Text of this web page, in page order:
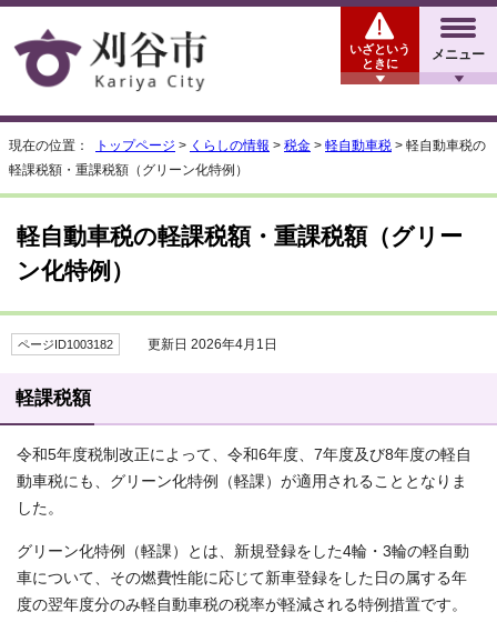
メニュー
いざという
ときに
現在の位置： トップページ > くらしの情報 > 税金 > 軽自動車税 > 軽自動車税の
軽課税額・重課税額（グリーン化特例）
軽自動車税の軽課税額・重課税額（グリー
ン化特例）
ページID1003182 更新日 2026年4月1日
軽課税額
令和5年度税制改正によって、令和6年度、7年度及び8年度の軽自
動車税にも、グリーン化特例（軽課）が適用されることとなりま
した。
グリーン化特例（軽課）とは、新規登録をした4輪・3輪の軽自動
車について、その燃費性能に応じて新車登録をした日の属する年
度の翌年度分のみ軽自動車税の税率が軽減される特例措置です。